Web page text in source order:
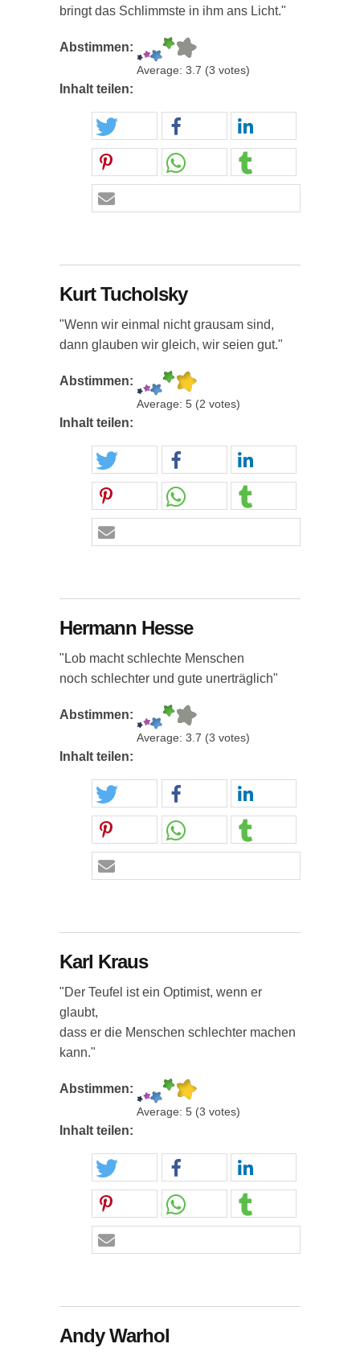
bringt das Schlimmste in ihm ans Licht."
Abstimmen:
Average: 3.7 (3 votes)
Inhalt teilen:
Kurt Tucholsky
"Wenn wir einmal nicht grausam sind,
dann glauben wir gleich, wir seien gut."
Abstimmen:
Average: 5 (2 votes)
Inhalt teilen:
Hermann Hesse
"Lob macht schlechte Menschen
noch schlechter und gute unerträglich"
Abstimmen:
Average: 3.7 (3 votes)
Inhalt teilen:
Karl Kraus
"Der Teufel ist ein Optimist, wenn er
glaubt,
dass er die Menschen schlechter machen
kann."
Abstimmen:
Average: 5 (3 votes)
Inhalt teilen:
Andy Warhol